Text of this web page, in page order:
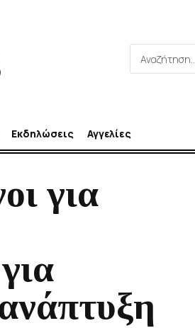
Εκδηλώσεις Αγγελίες
για